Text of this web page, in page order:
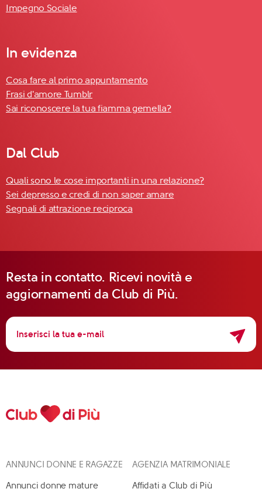
Impegno Sociale
In evidenza
Cosa fare al primo appuntamento
Frasi d'amore Tumblr
Sai riconoscere la tua fiamma gemella?
Dal Club
Quali sono le cose importanti in una relazione?
Sei depresso e credi di non saper amare
Segnali di attrazione reciproca
Resta in contatto. Ricevi novità e
aggiornamenti da Club di Più.
ANNUNCI DONNE E RAGAZZE
Annunci donne mature
AGENZIA MATRIMONIALE
Affidati a Club di Più